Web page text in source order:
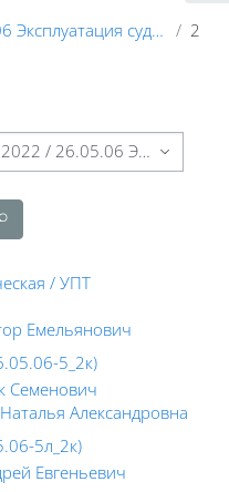
26.05.06 Эксплуатация судовых энергетических установок 5 лет (ЭГСДУ5Л)
Поиск курса
/ УПТ
Емельянович
5_2к)
Семенович
Александровна
5л_2к)
Евгеньевич